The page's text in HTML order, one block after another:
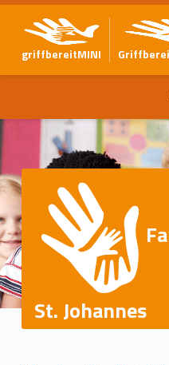
griffbereitMINI
St. Johannes